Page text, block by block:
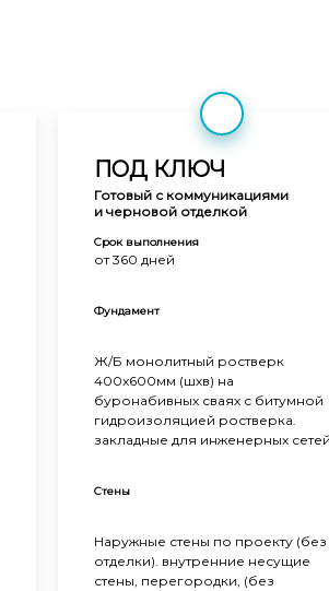
ПОД КЛЮЧ
Готовый с коммуникациями
и черновой отделкой
Срок выполнения
от 360 дней
Фундамент
Ж/Б монолитный ростверк
400х600мм (шхв) на
буронабивных сваях с битумной
гидроизоляцией ростверка.
закладные для инженерных
Стены
Наружные стены по проекту (без
отделки). внутренние несущие
стены, перегородки, (без